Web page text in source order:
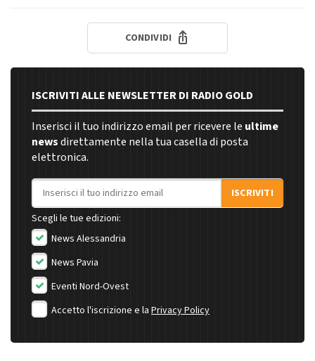
CONDIVIDI
ISCRIVITI ALLE NEWSLETTER DI RADIO GOLD
Inserisci il tuo indirizzo email per ricevere le ultime
newsdirettamente nella tua casella di posta
elettronica.
Indirizzo email
ISCRIVITI
Scegli le tue edizioni:
News Alessandria
News Pavia
Eventi Nord-Ovest
Accetto l'iscrizione e la Privacy Policy